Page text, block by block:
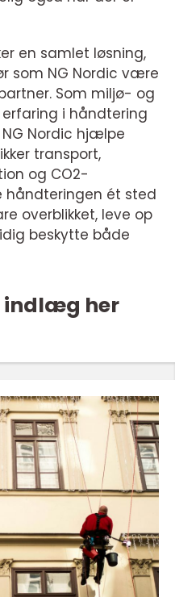
en samlet løsning,
som NG Nordic være
Som miljø- og
i håndtering
Nordic hjælpe
transport,
og CO2-
håndteringen ét sted
overblikket, leve op
beskytte både
indlæg her